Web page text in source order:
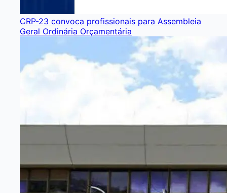
CRP-23 convoca profissionais para Assembleia
Geral Ordinária Orçamentária